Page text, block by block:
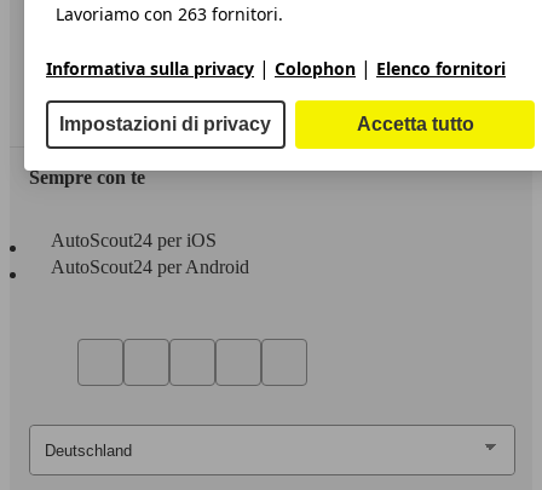
Dichiarazione di Accessibilità
Servizi
Area rivenditori
Sempre con te
AutoScout24 per iOS
AutoScout24 per Android
Lavoriamo con 263 fornitori.
Informativa sulla privacy | Colophon | Elenco fornitori
Impostazioni di privacy Accetta tutto